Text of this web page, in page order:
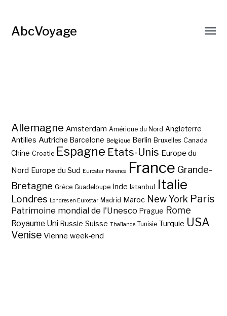
AbcVoyage
Allemagne Amsterdam Amérique du Nord Angleterre
Antilles Autriche Barcelone Belgique Berlin Bruxelles Canada
Chine Croatie Espagne Etats-Unis Europe du
Nord Europe du Sud Eurostar Florence France Grande-
Bretagne Grèce Guadeloupe Inde Istanbul Italie
Londres Londres en Eurostar Madrid Maroc New York Paris
Patrimoine mondial de l'Unesco Prague Rome
Royaume Uni Russie Suisse Thaïlande Tunisie Turquie USA
Venise Vienne week-end